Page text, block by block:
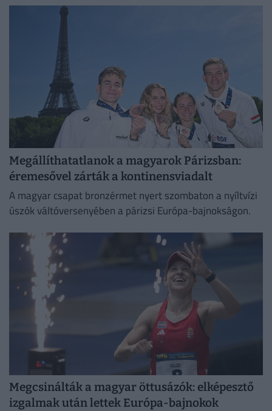
Megállíthatatlanok a magyarok Párizsban:
éremesővel zárták a kontinensviadalt
A magyar csapat bronzérmet nyert szombaton a nyíltvízi
úszók váltóversenyében a párizsi Európa-bajnokságon.
Megcsinálták a magyar öttusázók: elképesztő
izgalmak után lettek Európa-bajnokok